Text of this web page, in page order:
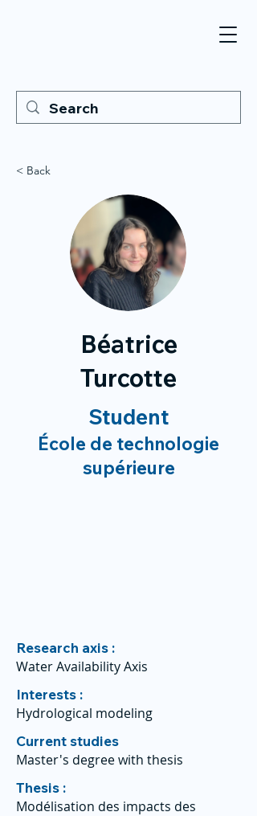
< Back
Béatrice
Turcotte
Student
École de technologie
supérieure
Research axis :
Water Availability Axis
Interests :
Hydrological modeling
Current studies
Master's degree with thesis
Thesis :
Modélisation des impacts des